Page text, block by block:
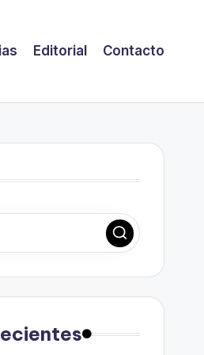
Editorial Contacto